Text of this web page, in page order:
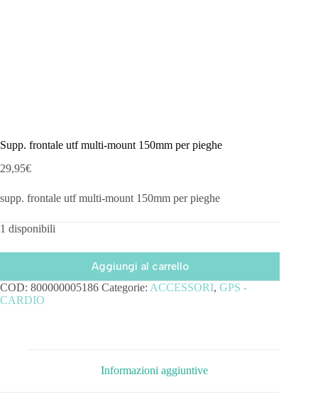
Supp. frontale utf multi-mount 150mm per pieghe
29,95€
supp. frontale utf multi-mount 150mm per pieghe
1 disponibili
Aggiungi al carrello
COD: 800000005186 Categorie: ACCESSORI, GPS -
CARDIO
Informazioni aggiuntive